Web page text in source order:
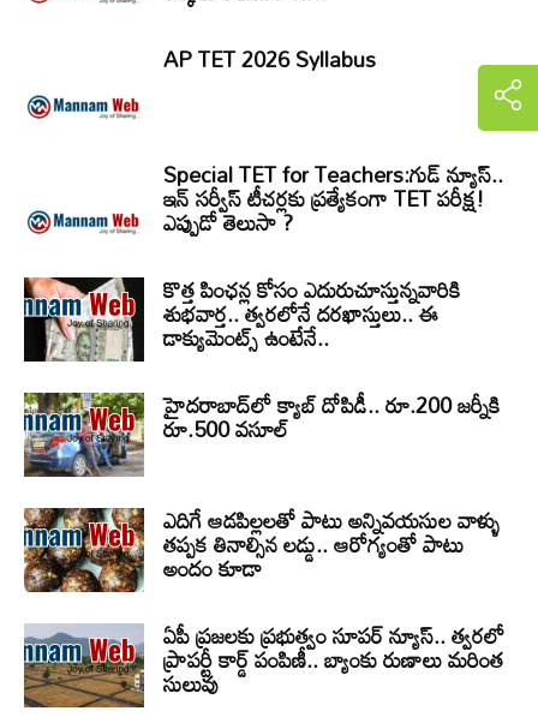
AP TET 2026 Syllabus
Special TET for Teachers:గుడ్ న్యూస్..
ఇన్ సర్వీస్ టీచర్లకు ప్రత్యేకంగా TET పరీక్ష!
ఎప్పుడో తెలుసా ?
కొత్త పింఛన్ల కోసం ఎదురుచూస్తున్నవారికి
శుభవార్త.. త్వరలోనే దరఖాస్తులు.. ఈ
డాక్యుమెంట్స్ ఉంటేనే..
హైదరాబాద్‌లో క్యాబ్‌ దోపిడీ.. రూ.200 జర్నీకి
రూ.500 వసూల్
ఎదిగే ఆడపిల్లలతో పాటు అన్నివయసుల వాళ్ళు
తప్పక తినాల్సిన లడ్డు.. ఆరోగ్యంతో పాటు
అందం కూడా
ఏపీ ప్రజలకు ప్రభుత్వం సూపర్ న్యూస్.. త్వరలో
ప్రాపర్టీ కార్డ్ పంపిణీ.. బ్యాంకు రుణాలు మరింత
సులువు